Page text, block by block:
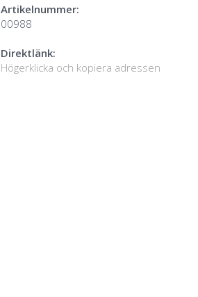
Artikelnummer:
00988
Direktlänk:
Högerklicka och kopiera adressen